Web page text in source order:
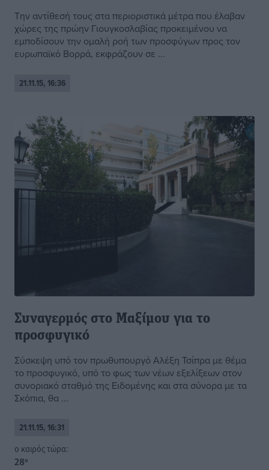
Την αντίθεσή τους στα περιοριστικά μέτρα που έλαβαν
χώρες της πρώην Γιουγκοσλαβίας προκειμένου να
εμποδίσουν την ομαλή ροή των προσφύγων προς τον
ευρωπαϊκό Βορρά, εκφράζουν σε ...
21.11.15, 16:36
Συναγερμός στο Μαξίμου για το
προσφυγικό
Σύσκεψη υπό τον πρωθυπουργό Αλέξη Τσίπρα με θέμα
το προσφυγικό, υπό το φως των νέων εξελίξεων στον
συνοριακό σταθμό της Ειδομένης και στα σύνορα με τα
Σκόπια, θα ...
21.11.15, 16:31
o καιρός τώρα:
28°